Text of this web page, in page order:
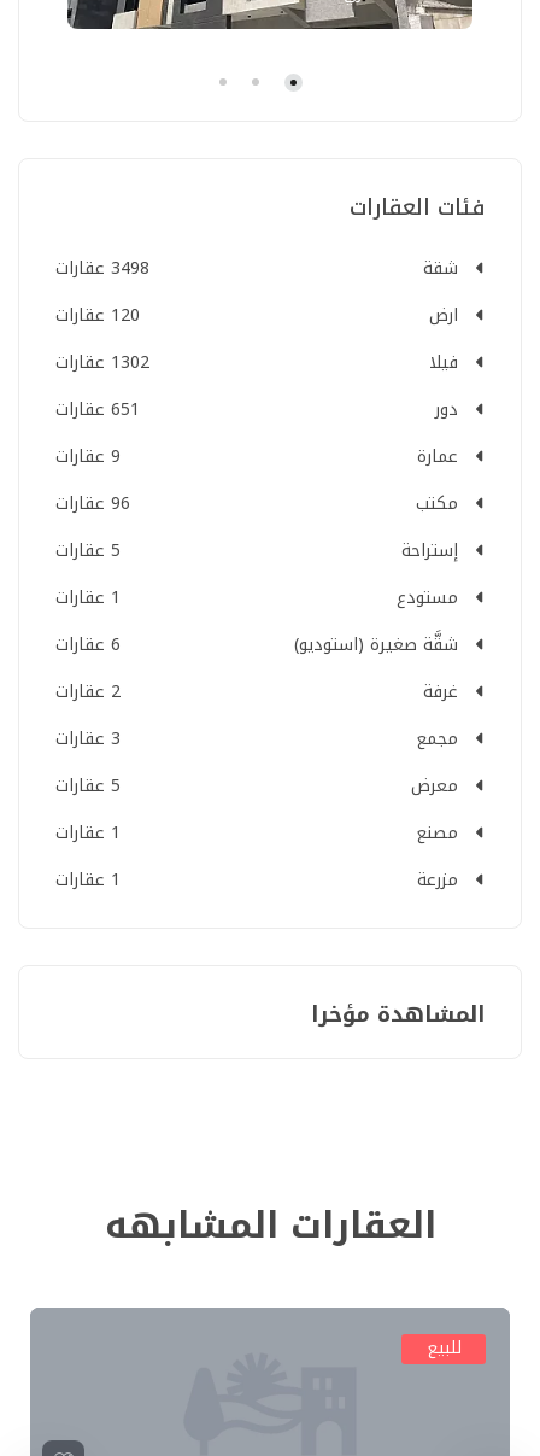
فئات العقارات
شقة
3498 عقارات
ارض
120 عقارات
فيلا
1302 عقارات
دور
651 عقارات
عمارة
9 عقارات
مكتب
96 عقارات
إستراحة
5 عقارات
مستودع
1 عقارات
شقَّة صغيرة (استوديو)
6 عقارات
غرفة
2 عقارات
مجمع
3 عقارات
معرض
5 عقارات
مصنع
1 عقارات
مزرعة
1 عقارات
المشاهدة مؤخرا
العقارات المشابهه
للبيع